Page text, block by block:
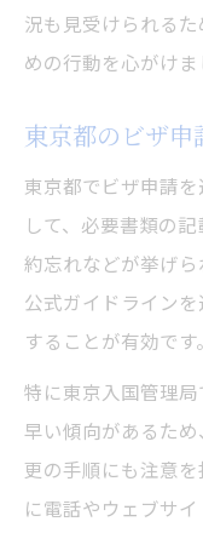
ビザ申請
は
東京入国管理
ビザ申請
東京入国
ビザ申請
東京入国
項
ビザ申請
窓口での相談
ビザ申請
況も見受けられる
めの行動を心がけま
東京都のビザ
東京都でビザ申請
して、必要書類の
約忘れなどが挙げら
公式ガイドライン
することが有効です。
特に東京入国管理
早い傾向があるた
更の手順にも注意
に電話やウェブサ